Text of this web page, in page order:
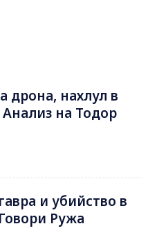
дрона, нахлул в
на Тодор
и убийство в
Ружа